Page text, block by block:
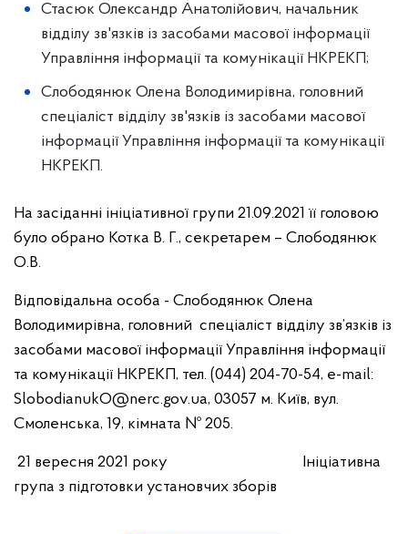
Стасюк Олександр Анатолійович, начальник
відділу зв'язків із засобами масової інформації
Управління інформації та комунікації НКРЕКП;
Слободянюк Олена Володимирівна, головний
спеціаліст відділу зв'язків із засобами масової
інформації Управління інформації та комунікації
НКРЕКП.
На засіданні ініціативної групи 21.09.2021 її головою
було обрано Котка В. Г., секретарем – Слободянюк
О.В.
Відповідальна особа - Слободянюк Олена
Володимирівна, головний спеціаліст відділу зв’язків із
засобами масової інформації Управління інформації
та комунікації НКРЕКП, тел. (044) 204-70-54, e-mail:
SlobodianukO@nerc.gov.ua, 03057 м. Київ, вул.
Смоленська, 19, кімната № 205.
21 вересня 2021 року Ініціативна
група з підготовки установчих зборів